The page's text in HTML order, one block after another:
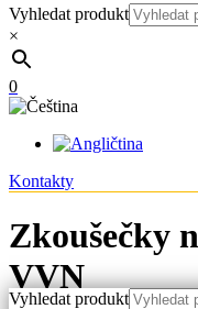
Vyhledat produkt
×
0
Kontakty
Zkoušečky
VVN
Vyhledat produkt